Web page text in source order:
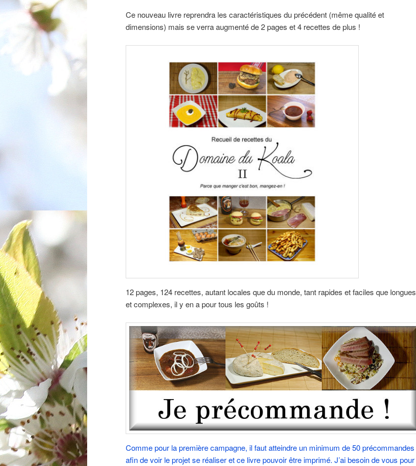
Ce nouveau livre reprendra les caractéristiques du précédent (même qualité et
dimensions) mais se verra augmenté de 2 pages et 4 recettes de plus !
12 pages, 124 recettes, autant locales que du monde, tant rapides et faciles que longues
et complexes, il y en a pour tous les goûts !
Comme pour la première campagne, il faut atteindre un minimum de 50 précommandes
afin de voir le projet se réaliser et ce livre pouvoir être imprimé. J’ai besoin de vous pour